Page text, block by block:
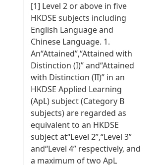
[1] Level 2 or above in five
HKDSE subjects including
English Language and
Chinese Language. 1.
An“Attained”,“Attained with
Distinction (I)” and“Attained
with Distinction (II)” in an
HKDSE Applied Learning
(ApL) subject (Category B
subjects) are regarded as
equivalent to an HKDSE
subject at“Level 2”,“Level 3”
and“Level 4” respectively, and
a maximum of two ApL